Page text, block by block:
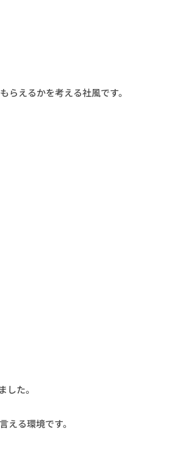
えるかを考える社風です。
た。
える環境です。